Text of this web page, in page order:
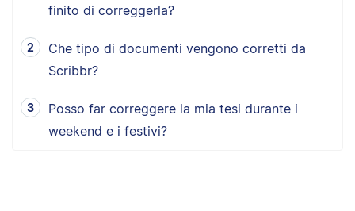
finito di correggerla?
Che tipo di documenti vengono corretti da
Scribbr?
Posso far correggere la mia tesi durante i
weekend e i festivi?